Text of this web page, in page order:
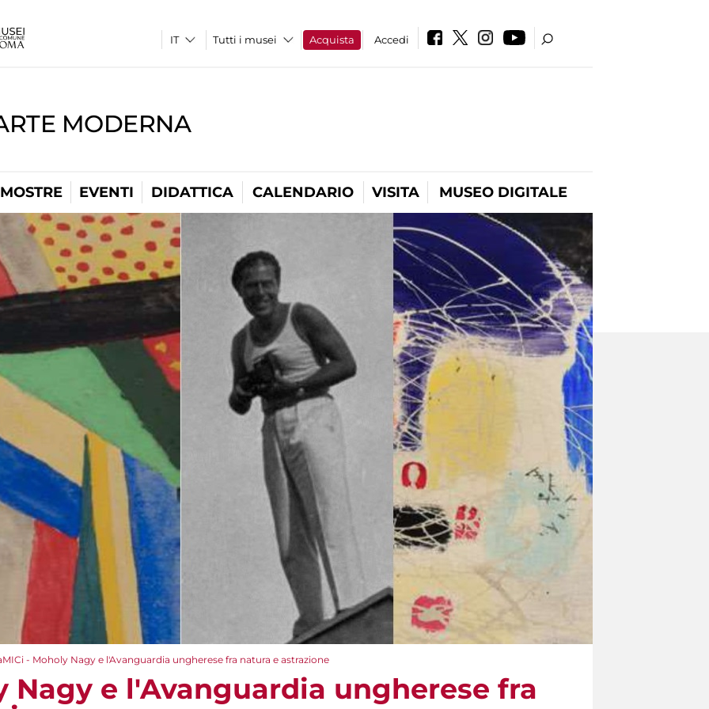
Tutti i musei Acquista Accedi
MODERNA
MOSTRE EVENTI DIDATTICA CALENDARIO VISITA MUSEO DIGITALE
- Moholy Nagy e l'Avanguardia ungherese fra natura e astrazione
Nagy e l'Avanguardia ungherese fra